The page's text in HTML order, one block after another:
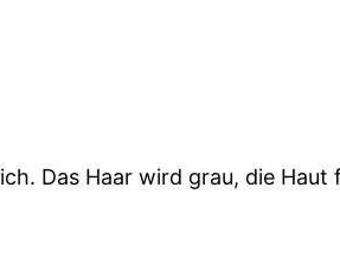
Das Haar wird grau, die Haut